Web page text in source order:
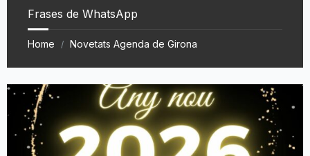
Frases de WhatsApp
Home / Novetats Agenda de Girona